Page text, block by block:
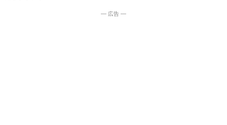
― 広告 ―